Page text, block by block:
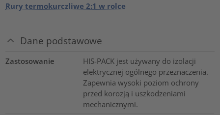
Rury termokurczliwe 2:1 w rolce
Dane podstawowe
Zastosowanie
HIS-PACK jest używany do izolacji
elektrycznej ogólnego przeznaczenia.
Zapewnia wysoki poziom ochrony
przed korozją i uszkodzeniami
mechanicznymi.